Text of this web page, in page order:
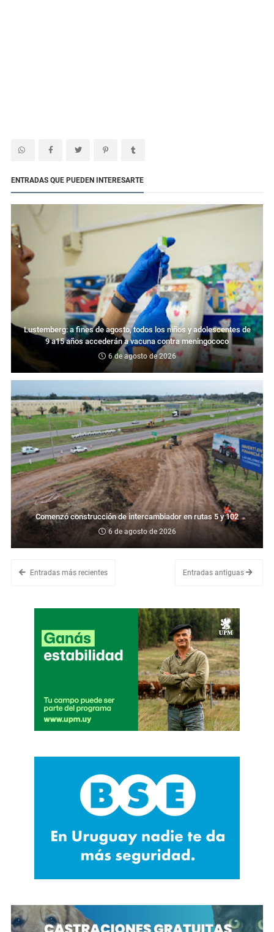
ENTRADAS QUE PUEDEN INTERESARTE
Lustemberg: a fines de agosto, todos los niños y adolescentes de
9 a15 años accederán a vacuna contra meningococo
6 de agosto de 2026
Comenzó construcción de intercambiador en rutas 5 y 102
6 de agosto de 2026
Entradas más recientes Entradas antiguas